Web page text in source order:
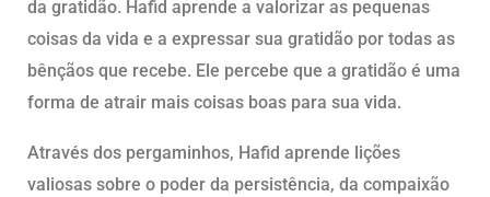
da gratidão. Hafid aprende a valorizar as pequenas
coisas da vida e a expressar sua gratidão por todas as
bênçãos que recebe. Ele percebe que a gratidão é uma
forma de atrair mais coisas boas para sua vida.
Através dos pergaminhos, Hafid aprende lições
valiosas sobre o poder da persistência, da compaixão